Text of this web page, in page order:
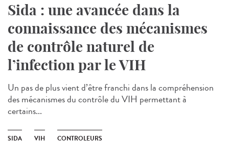
Sida : une avancée dans la
connaissance des mécanismes
de contrôle naturel de
l’infection par le VIH
Un pas de plus vient d’être franchi dans la compréhension
des mécanismes du contrôle du VIH permettant à
certains...
SIDA VIH CONTROLEURS